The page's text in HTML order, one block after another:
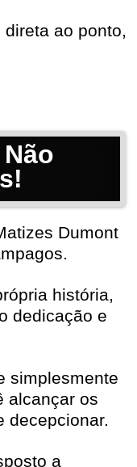
ao ponto,
Dumont
história,
dedicação e
simplesmente
alcançar os
decepcionar.
a